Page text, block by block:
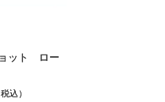
ット ロー
税込）